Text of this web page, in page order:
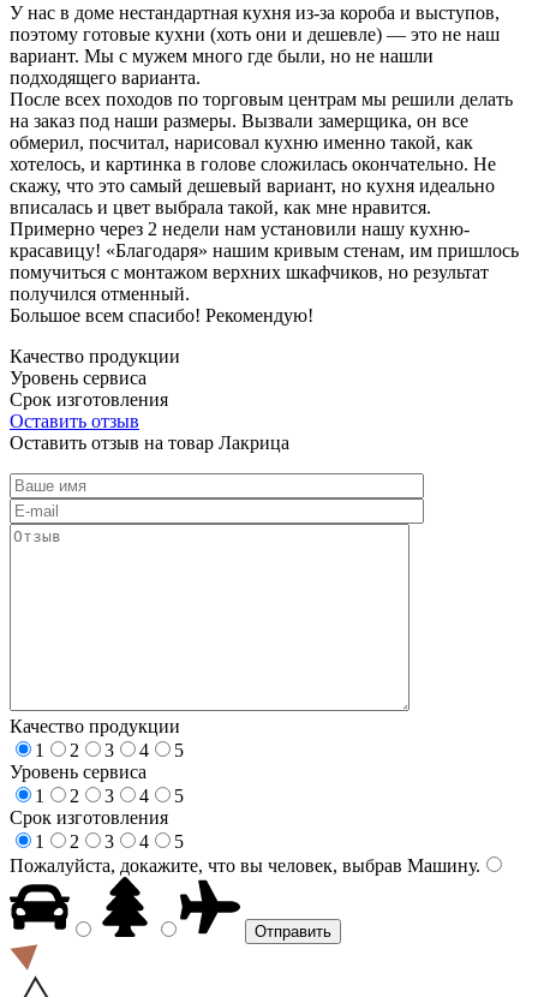
У нас в доме нестандартная кухня из-за короба и выступов,
поэтому готовые кухни (хоть они и дешевле) — это не наш
вариант. Мы с мужем много где были, но не нашли
подходящего варианта.
После всех походов по торговым центрам мы решили делать
на заказ под наши размеры. Вызвали замерщика, он все
обмерил, посчитал, нарисовал кухню именно такой, как
хотелось, и картинка в голове сложилась окончательно. Не
скажу, что это самый дешевый вариант, но кухня идеально
вписалась и цвет выбрала такой, как мне нравится.
Примерно через 2 недели нам установили нашу кухню-
красавицу! «Благодаря» нашим кривым стенам, им пришлось
помучиться с монтажом верхних шкафчиков, но результат
получился отменный.
Большое всем спасибо! Рекомендую!
Качество продукции
Уровень сервиса
Срок изготовления
Оставить отзыв
Оставить отзыв на товар Лакрица
Качество продукции
1
2 3 4
5
Уровень сервиса
1
2 3 4
5
Срок изготовления
1
2 3 4
5
Пожалуйста, докажите, что вы человек, выбрав Машину.